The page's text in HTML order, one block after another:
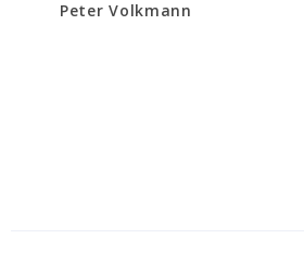
Peter Volkmann